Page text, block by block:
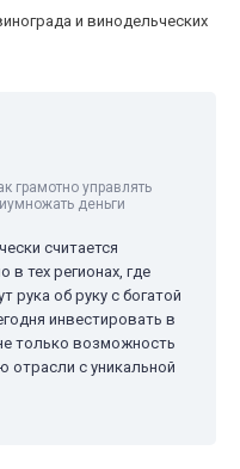
и винодельческих
грамотно управлять
деньги
считается
в тех регионах, где
рука об руку с богатой
инвестировать в
только возможность
отрасли с уникальной